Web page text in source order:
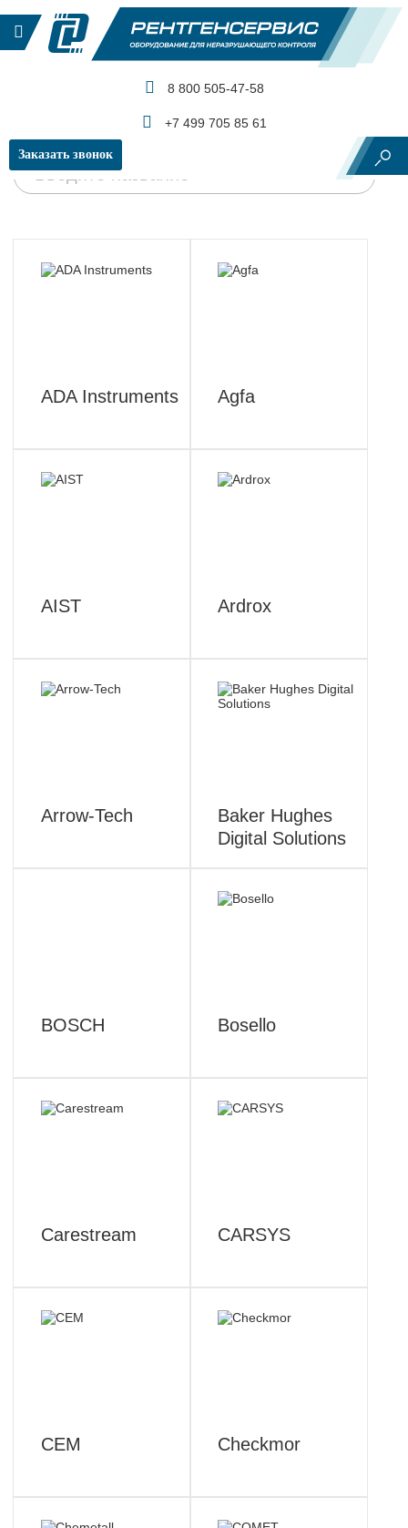
8 800 505-47-58
+7 499 705 85 61
Заказать звонок
КАТАЛОГ ПРОДУКЦИИ
Производители и бренды
Производители и бренды
ADA Instruments Agfa
AIST Ardrox
Arrow-Tech
Baker Hughes
Digital Solutions
BOSCH Bosello
Carestream CARSYS
CEM Checkmor